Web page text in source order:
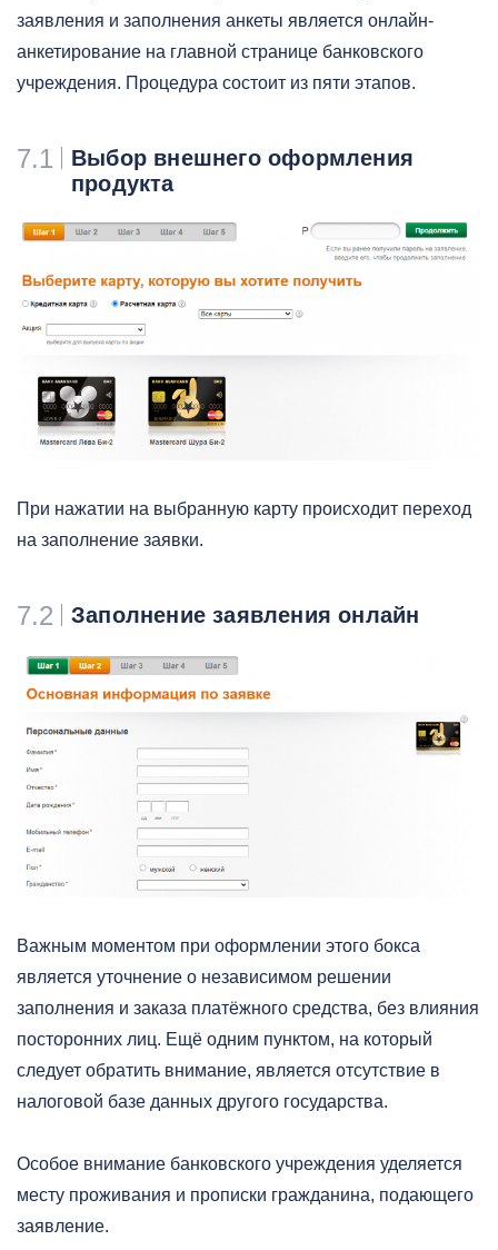
заявления и заполнения анкеты является онлайн-
анкетирование на главной странице банковского
учреждения. Процедура состоит из пяти этапов.
7.1
Выбор внешнего оформления
продукта
При нажатии на выбранную карту происходит переход
на заполнение заявки.
7.2 Заполнение заявления онлайн
Важным моментом при оформлении этого бокса
является уточнение о независимом решении
заполнения и заказа платёжного средства, без влияния
посторонних лиц. Ещё одним пунктом, на который
следует обратить внимание, является отсутствие в
налоговой базе данных другого государства.
Особое внимание банковского учреждения уделяется
месту проживания и прописки гражданина, подающего
заявление.